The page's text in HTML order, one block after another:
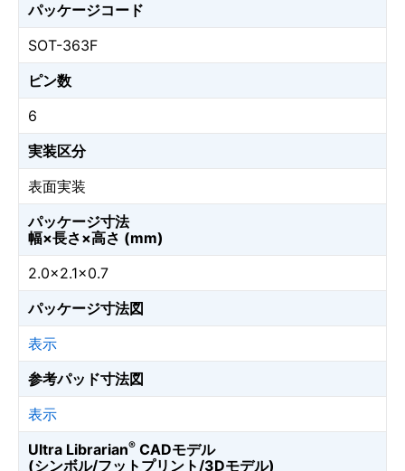
パッケージコード
SOT-363F
ピン数
6
実装区分
表面実装
パッケージ寸法
幅×長さ×高さ (mm)
2.0×2.1×0.7
パッケージ寸法図
表示
参考パッド寸法図
表示
Ultra Librarian® CADモデル
(シンボル/フットプリント/3Dモデル)